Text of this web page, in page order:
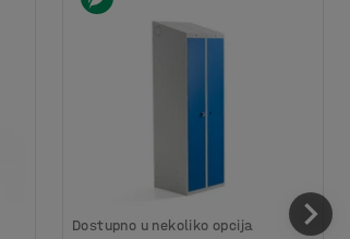
Dostupno u nekoliko opcija